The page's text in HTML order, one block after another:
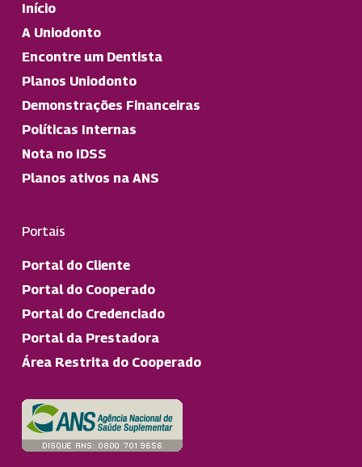
Início
A Uniodonto
Encontre um Dentista
Planos Uniodonto
Demonstrações Financeiras
Políticas Internas
Nota no IDSS
Planos ativos na ANS
Portais
Portal do Cliente
Portal do Cooperado
Portal do Credenciado
Portal da Prestadora
Área Restrita do Cooperado